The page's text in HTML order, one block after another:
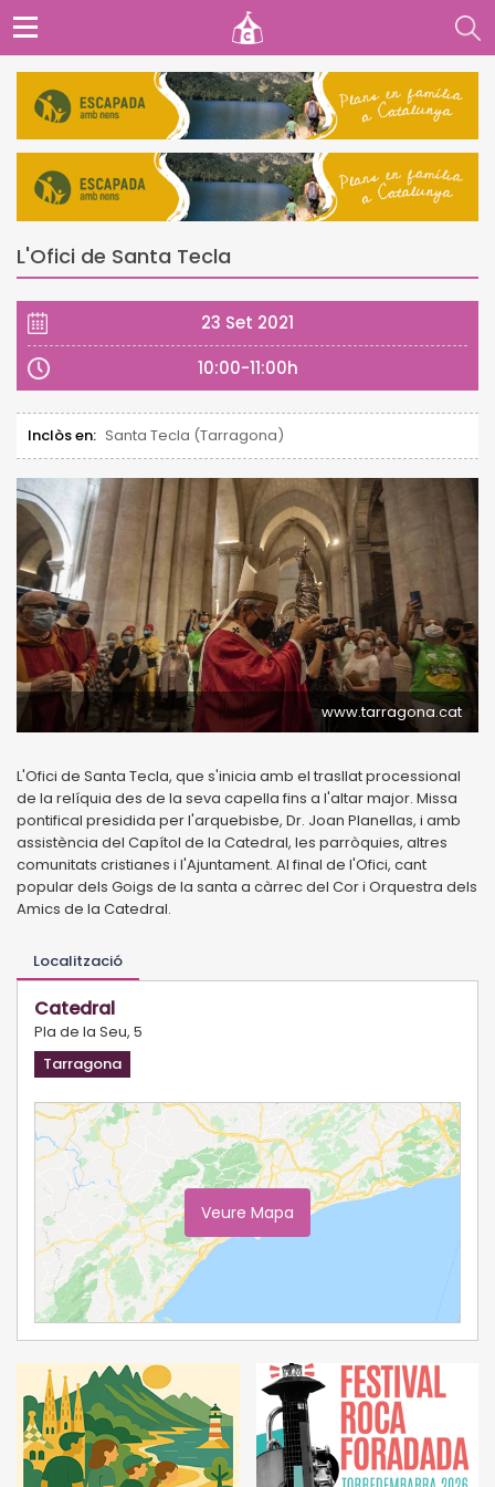
L'Ofici de Santa Tecla
23 Set 2021
10:00-11:00h
Inclòs en: Santa Tecla (Tarragona)
www.tarragona.cat
L'Ofici de Santa Tecla, que s'inicia amb el trasllat processional
de la relíquia des de la seva capella fins a l'altar major. Missa
pontifical presidida per l'arquebisbe, Dr. Joan Planellas, i amb
assistència del Capítol de la Catedral, les parròquies, altres
comunitats cristianes i l'Ajuntament. Al final de l'Ofici, cant
popular dels Goigs de la santa a càrrec del Cor i Orquestra dels
Amics de la Catedral.
Localització
Catedral
Pla de la Seu, 5
Tarragona
Veure Mapa